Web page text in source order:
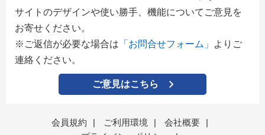
サイトのデザインや使い勝手、機能についてご意見を
お寄せください。
※ご返信が必要な場合は 「お問合せフォーム」
よりご
連絡ください。
ご意見はこちら
会員規約 | ご利用環境 | 会社概要
|